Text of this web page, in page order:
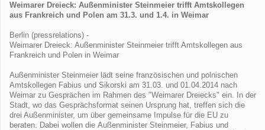
Weimarer Dreieck: Außenminister Steinmeier trifft Amtskollegen
aus Frankreich und Polen am 31.3. und 1.4. in Weimar
Berlin (pressrelations) -
Weimarer Dreieck: Außenminister Steinmeier trifft Amtskollegen aus
Frankreich und Polen in Weimar
Außenminister Steinmeier lädt seine französischen und polnischen
Amtskollegen Fabius und Sikorski am 31.03. und 01.04.2014 nach
Weimar zu Gesprächen im Rahmen des "Weimarer Dreiecks" ein. In der
Stadt, wo das Gesprächsformat seinen Ursprung hat, treffen sich die
drei Außenminister, um über gemeinsame Impulse für die EU zu
beraten. Dabei wollen die Außenminister Steinmeier, Fabius und